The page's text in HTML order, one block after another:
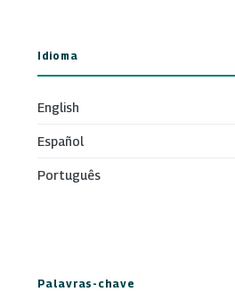
Idioma
English
Español
Português
Palavras-chave